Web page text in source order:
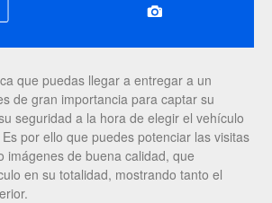
que puedas llegar a entregar a un
de gran importancia para captar su
seguridad a la hora de elegir el vehículo
por ello que puedes potenciar las visitas
imágenes de buena calidad, que
en su totalidad, mostrando tanto el